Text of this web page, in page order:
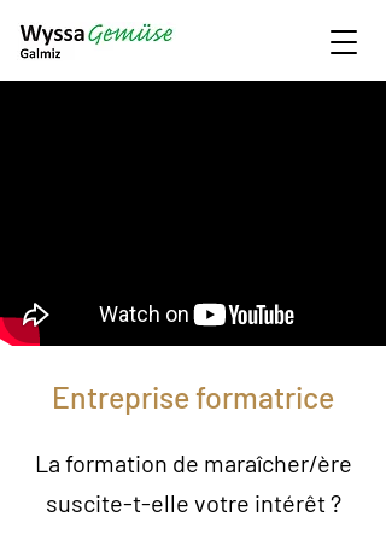
Entreprise formatrice
La formation de maraîcher/ère
suscite-t-elle votre intérêt ?